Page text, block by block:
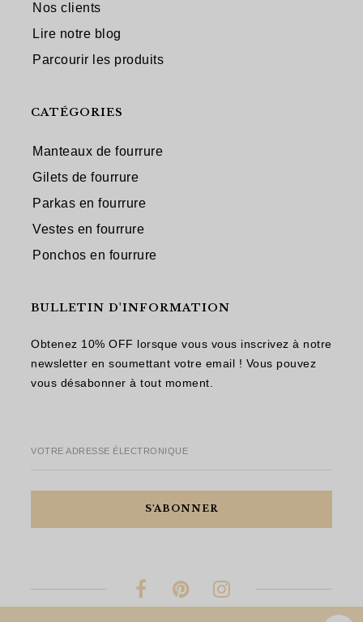
Nos clients
Lire notre blog
Parcourir les produits
CATÉGORIES
Manteaux de fourrure
Gilets de fourrure
Parkas en fourrure
Vestes en fourrure
Ponchos en fourrure
BULLETIN D'INFORMATION
Obtenez 10% OFF lorsque vous vous inscrivez à notre
newsletter en soumettant votre email ! Vous pouvez
vous désabonner à tout moment.
VOTRE ADRESSE ÉLECTRONIQUE